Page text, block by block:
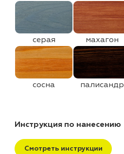
серая махагон
сосна палисандр
Инструкция по нанесению
Смотреть инструкции